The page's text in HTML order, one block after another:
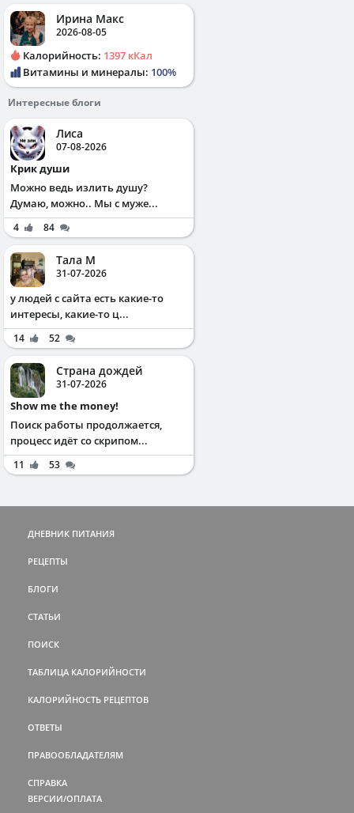
Ирина Макс
2026-08-05
Калорийность: 1397 кКал
Витамины и минералы: 100%
Интересные блоги
Лиса
07-08-2026
Крик души
Можно ведь излить душу?
Думаю, можно.. Мы с муже...
4 84
Тала М
31-07-2026
у людей с сайта есть какие-то
интересы, какие-то ц...
14 52
Страна дождей
31-07-2026
Show me the money!
Поиск работы продолжается,
процесс идёт со скрипом...
11 53
ДНЕВНИК ПИТАНИЯ
РЕЦЕПТЫ
БЛОГИ
СТАТЬИ
ПОИСК
ТАБЛИЦА КАЛОРИЙНОСТИ
КАЛОРИЙНОСТЬ РЕЦЕПТОВ
ОТВЕТЫ
ПРАВООБЛАДАТЕЛЯМ
СПРАВКА
ВЕРСИИ/ОПЛАТА